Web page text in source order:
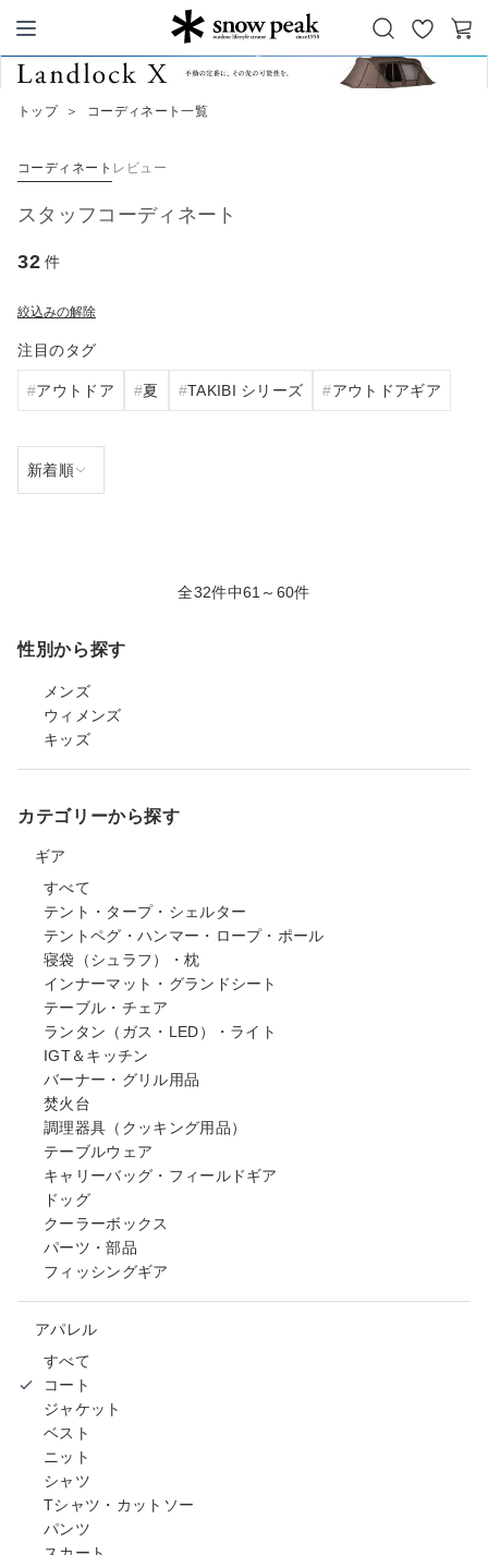
Snow Peak
お
気
カ
トップ ＞ コーディネート一覧
コーディネート レビュー
スタッフコーディネート
32 件
絞込みの解除
注目のタグ
アウトドア 夏 TAKIBI シリーズ アウトドアギア
全32件中61～60件
性別から探す
メンズ
ウィメンズ
キッズ
カテゴリーから探す
ギア
すべて
テント・タープ・シェルター
テントペグ・ハンマー・ロープ・ポール
寝袋（シュラフ）・枕
インナーマット・グランドシート
テーブル・チェア
ランタン（ガス・LED）・ライト
IGT＆キッチン
バーナー・グリル用品
焚火台
調理器具（クッキング用品）
テーブルウェア
キャリーバッグ・フィールドギア
ドッグ
クーラーボックス
パーツ・部品
フィッシングギア
アパレル
すべて
コート
ジャケット
ベスト
ニット
シャツ
Tシャツ・カットソー
パンツ